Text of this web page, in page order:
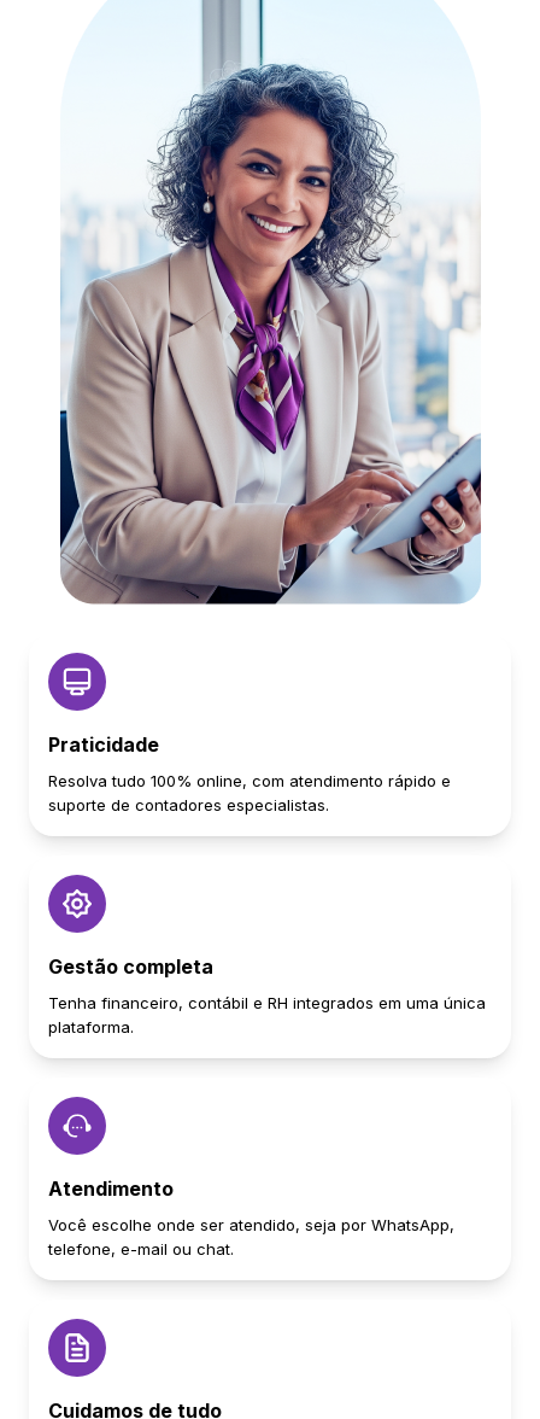
Praticidade
Resolva tudo 100% online, com atendimento rápido e
suporte de contadores especialistas.
Gestão completa
Tenha financeiro, contábil e RH integrados em uma única
plataforma.
Atendimento
Você escolhe onde ser atendido, seja por WhatsApp,
telefone, e-mail ou chat.
Cuidamos de tudo